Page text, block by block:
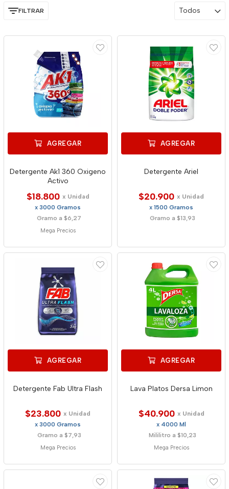
FILTRAR Todos
AGREGAR
Detergente Ak1 360 Oxigeno
Activo
$18.800 x Unidad
x 3000 Gramos
Gramo a $6,27
Mega Precios
AGREGAR
Detergente Ariel
$20.900 x Unidad
x 1500 Gramos
Gramo a $13,93
AGREGAR
Detergente Fab Ultra Flash
$23.800 x Unidad
x 3000 Gramos
Gramo a $7,93
Mega Precios
AGREGAR
Lava Platos Dersa Limon
$40.900 x Unidad
x 4000 Ml
Mililitro a $10,23
Mega Precios